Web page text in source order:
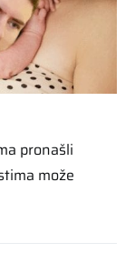
pronašli
može